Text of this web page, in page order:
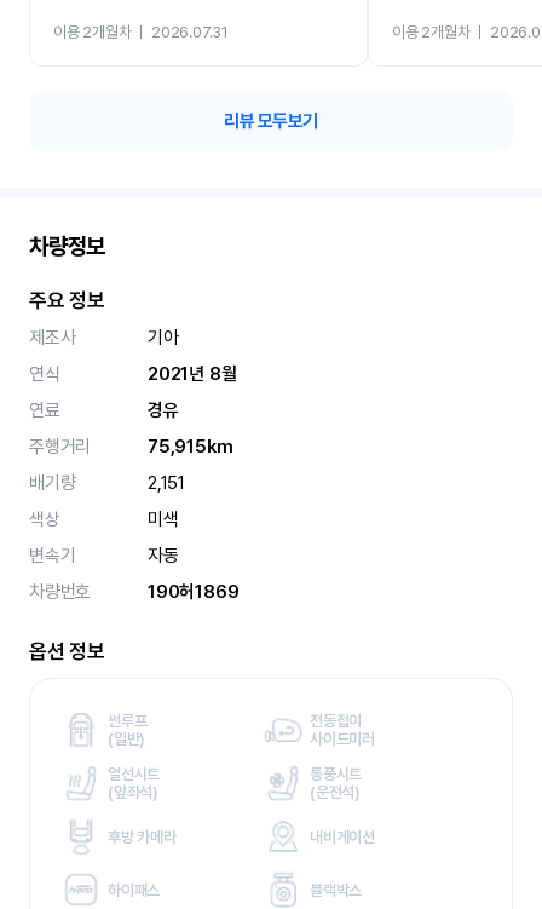
이용 2개월차ㅣ 2026.07.31
카 렌트 고민없이 강추합
이용 2개월차ㅣ
리뷰 모두보기
차량정보
주요 정보
제조사
기아
연식
2021년 8월
연료
경유
주행거리
75,915km
배기량
2,151
색상
미색
변속기
자동
차량번호
190허1869
옵션 정보
썬루프
(일반)
전동접이
사이드미러
열선시트
(앞좌석)
통풍시트
(운전석)
후방 카메라 내비게이션
하이패스 블랙박스